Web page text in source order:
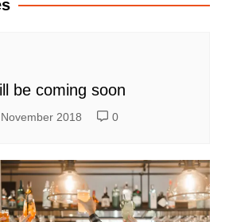
be coming soon
2018 0